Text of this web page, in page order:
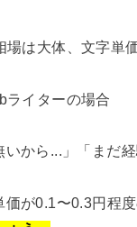
場は大体、文字単
ライターの場合
いから...」「まだ
価が0.1〜0.3円程